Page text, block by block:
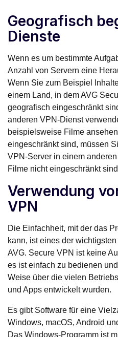
Geografisch
Dienste
Wenn es um bestimmte
Anzahl von Servern eine
Wenn Sie zum Beispiel
einem Land, in dem AVG
geografisch eingeschränkt
anderen VPN-Dienst
beispielsweise Filme
eingeschränkt sind, müssen
VPN-Server in einem
Filme nicht eingeschränkt
Verwendung
VPN
Die Einfachheit, mit der das
kann, ist eines der
AVG. Secure VPN ist keine
es ist einfach zu bedienen
Weise über die vielen
und Apps entwickelt wurden.
Es gibt Software für eine
Windows, macOS, Android
Das Windows-Programm ist